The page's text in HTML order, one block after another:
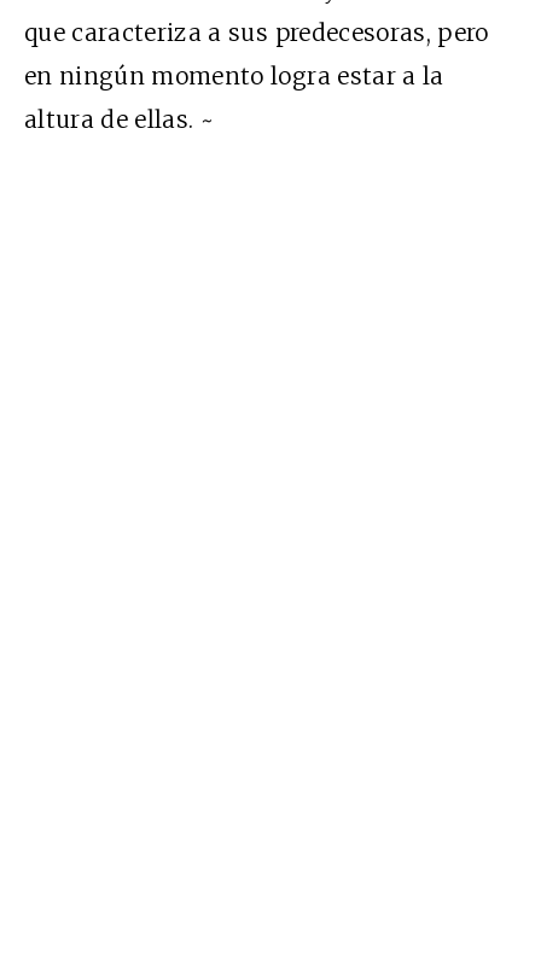
que caracteriza a sus predecesoras, pero
en ningún momento logra estar a la
altura de ellas. ~